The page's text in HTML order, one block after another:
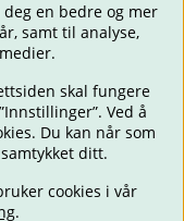
SPISE & MATE
REISE
TILBUD
OUTLET
en bedre og mer
samt til analyse,
skal fungere
Ved å
Du kan når som
ditt.
cookies i vår
.